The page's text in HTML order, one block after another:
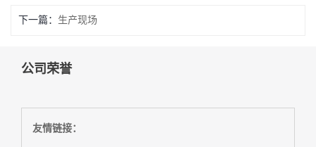
下一篇： 生产现场
公司荣誉
友情链接：